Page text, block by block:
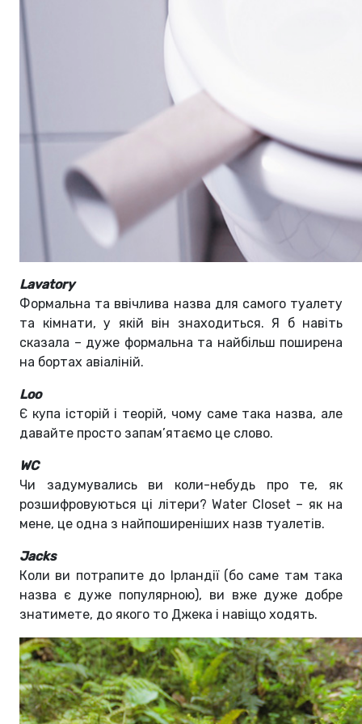
Lavatory
Формальна та ввічлива назва для самого туалету
та кімнати, у якій він знаходиться. Я б навіть
сказала – дуже формальна та найбільш поширена
на бортах авіаліній.
Loo
Є купа історій і теорій, чому саме така назва, але
давайте просто запам’ятаємо це слово.
WC
Чи задумувались ви коли-небудь про те, як
розшифровуються ці літери? Water Closet – як на
мене, це одна з найпоширеніших назв туалетів.
Jacks
Коли ви потрапите до Ірландії (бо саме там така
назва є дуже популярною), ви вже дуже добре
знатимете, до якого то Джека і навіщо ходять.